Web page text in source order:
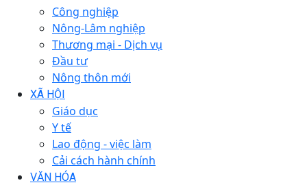
Công nghiệp
Nông-Lâm nghiệp
Thương mại - Dịch vụ
Đầu tư
Nông thôn mới
XÃ HỘI
Giáo dục
Y tế
Lao động - việc làm
Cải cách hành chính
VĂN HÓA